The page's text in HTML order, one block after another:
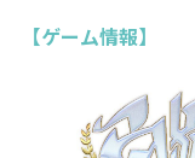
【ゲーム情報】